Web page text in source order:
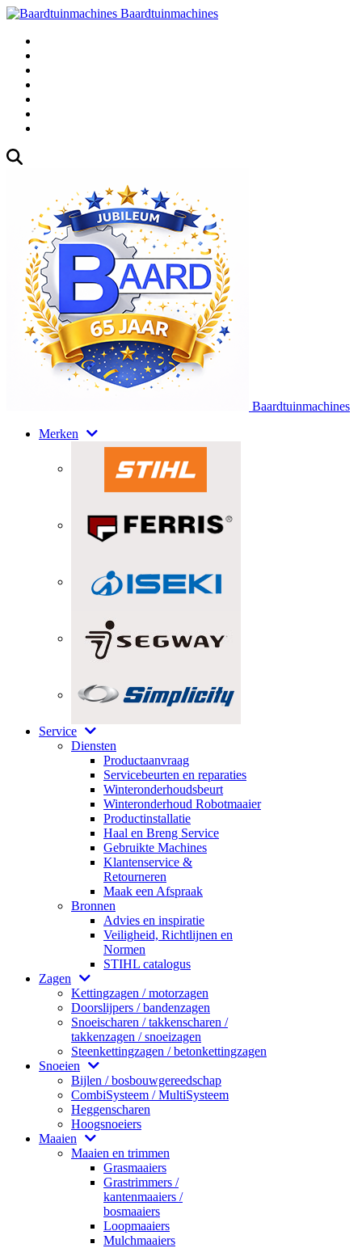
Baardtuinmachines
Baardtuinmachines
Merken
Service
Diensten
Productaanvraag
Servicebeurten en reparaties
Winteronderhoudsbeurt
Winteronderhoud Robotmaaier
Productinstallatie
Haal en Breng Service
Gebruikte Machines
Klantenservice &
Retourneren
Maak een Afspraak
Bronnen
Advies en inspiratie
Veiligheid, Richtlijnen en
Normen
STIHL catalogus
Zagen
Kettingzagen / motorzagen
Doorslijpers / bandenzagen
Snoeischaren / takkenscharen /
takkenzagen / snoeizagen
Steenkettingzagen / betonkettingzagen
Snoeien
Bijlen / bosbouwgereedschap
CombiSysteem / MultiSysteem
Heggenscharen
Hoogsnoeiers
Maaien
Maaien en trimmen
Grasmaaiers
Grastrimmers /
kantenmaaiers /
bosmaaiers
Loopmaaiers
Mulchmaaiers